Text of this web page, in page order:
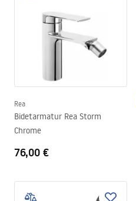
Rea
Bidetarmatur Rea Storm
Chrome
76,00 €